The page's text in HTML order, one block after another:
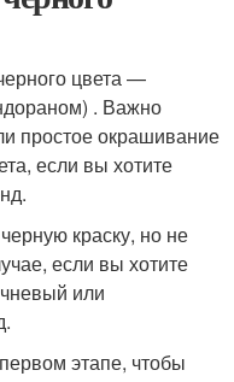
цвета —
. Важно
простое окрашивание
если вы хотите
краску, но не
если вы хотите
или
этапе, чтобы